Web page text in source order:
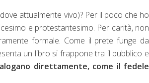
attualmente vivo)? Per il poco che ho
e protestantesimo. Per carità, non
formale. Come il prete funge da
un libro si frappone tra il pubblico e
direttamente, come il fedele